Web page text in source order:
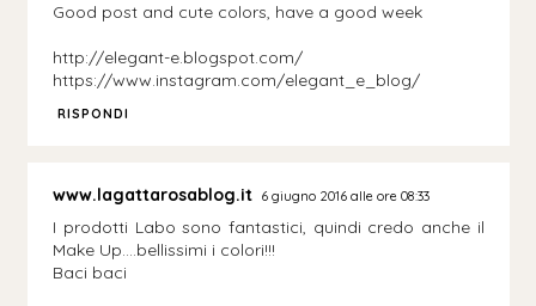
Good post and cute colors, have a good week
http://elegant-e.blogspot.com/
https://www.instagram.com/elegant_e_blog/
RISPONDI
www.lagattarosablog.it 6 giugno 2016 alle ore 08:33
I prodotti Labo sono fantastici, quindi credo anche il
Make Up….bellissimi i colori!!!
Baci baci